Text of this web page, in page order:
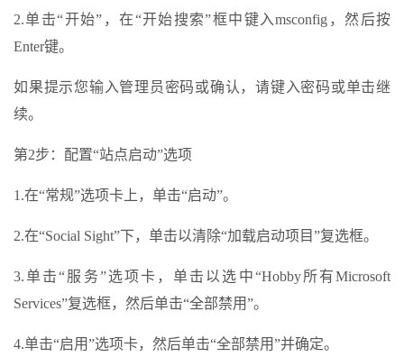
2.单击“开始”，在“开始搜索”框中键入msconfig，然后按
Enter键。
如果提示您输入管理员密码或确认，请键入密码或单击继
续。
第2步：配置“站点启动”选项
1.在“常规”选项卡上，单击“启动”。
2.在“Social Sight”下，单击以清除“加载启动项目”复选框。
3.单击“服务”选项卡，单击以选中“Hobby所有Microsoft
Services”复选框，然后单击“全部禁用”。
4.单击“启用”选项卡，然后单击“全部禁用”并确定。